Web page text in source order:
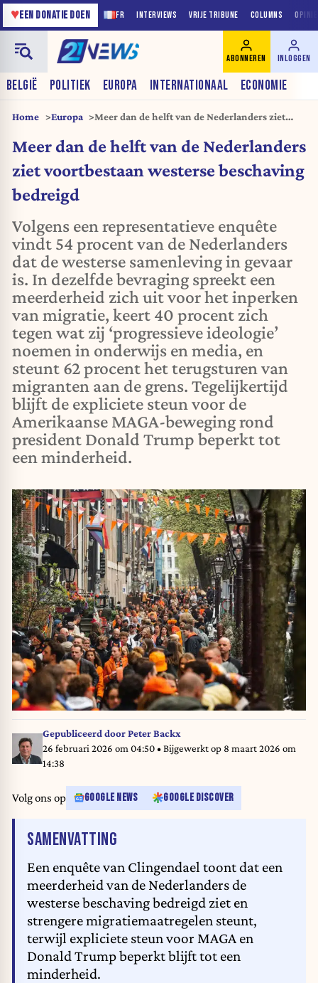
FR INTERVIEWS VRIJE TRIBUNE COLUMNS
♥EEN DONATIE DOEN
BELGIË POLITIEK EUROPA INTERNATIONAAL ECONOMIE
ABONNEREN INLOGGEN
Home Europa
Meer dan de helft van de Nederlanders ziet
Meer dan de helft van de Nederlanders
ziet voortbestaan westerse beschaving
bedreigd
Volgens een representatieve enquête
vindt 54 procent van de Nederlanders
dat de westerse samenleving in gevaar
is. In dezelfde bevraging spreekt een
meerderheid zich uit voor het inperken
van migratie, keert 40 procent zich
tegen wat zij ‘progressieve ideologie’
noemen in onderwijs en media, en
steunt 62 procent het terugsturen van
migranten aan de grens. Tegelijkertijd
blijft de expliciete steun voor de
Amerikaanse MAGA-beweging rond
president Donald Trump beperkt tot
een minderheid.
Gepubliceerd doorPeter Backx
26 februari 2026 om 04:50• Bijgewerkt op 8 maart 2026 om
14:38
Volg ons op GOOGLE NEWS GOOGLE DISCOVER
SAMENVATTING
Een enquête van Clingendael toont dat een
meerderheid van de Nederlanders de
westerse beschaving bedreigd ziet en
strengere migratiemaatregelen steunt,
terwijl expliciete steun voor MAGA en
Donald Trump beperkt blijft tot een
minderheid.